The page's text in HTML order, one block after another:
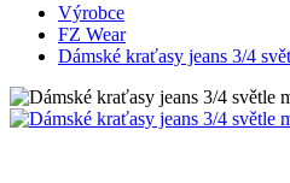
Výrobce
FZ Wear
Dámské kraťasy jeans 3/4